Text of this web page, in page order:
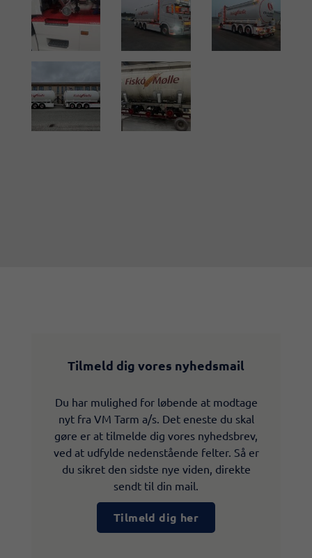
Tilmeld dig vores nyhedsmail
Du har mulighed for løbende at modtage
nyt fra VM Tarm a/s. Det eneste du skal
gøre er at tilmelde dig vores nyhedsbrev,
ved at udfylde nedenstående felter. Så er
du sikret den sidste nye viden, direkte
sendt til din mail.
Tilmeld dig her